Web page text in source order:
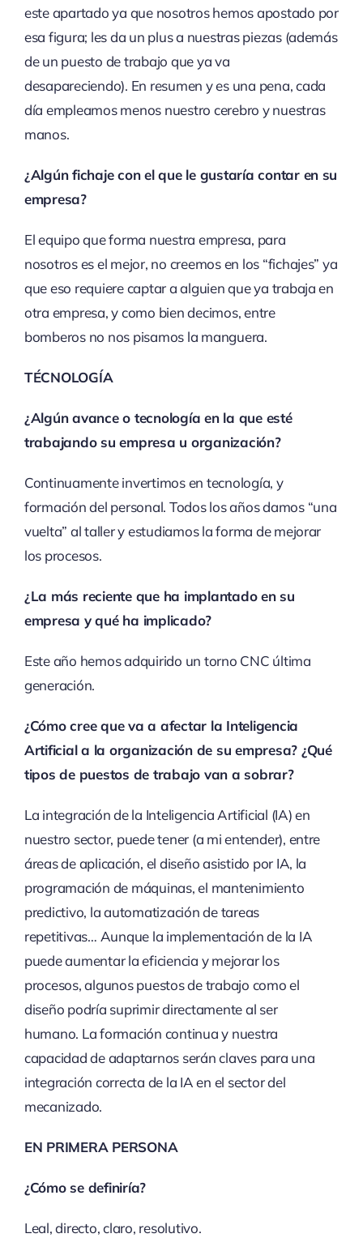
este apartado ya que nosotros hemos apostado por
esa figura; les da un plus a nuestras piezas (además
de un puesto de trabajo que ya va
desapareciendo). En resumen y es una pena, cada
día empleamos menos nuestro cerebro y nuestras
manos.
¿Algún fichaje con el que le gustaría contar en su
empresa?
El equipo que forma nuestra empresa, para
nosotros es el mejor, no creemos en los “fichajes” ya
que eso requiere captar a alguien que ya trabaja en
otra empresa, y como bien decimos, entre
bomberos no nos pisamos la manguera.
TÉCNOLOGÍA
¿Algún avance o tecnología en la que esté
trabajando su empresa u organización?
Continuamente invertimos en tecnología, y
formación del personal. Todos los años damos “una
vuelta” al taller y estudiamos la forma de mejorar
los procesos.
¿La más reciente que ha implantado en su
empresa y qué ha implicado?
Este año hemos adquirido un torno CNC última
generación.
¿Cómo cree que va a afectar la Inteligencia
Artificial a la organización de su empresa? ¿Qué
tipos de puestos de trabajo van a sobrar?
La integración de la Inteligencia Artificial (IA) en
nuestro sector, puede tener (a mi entender), entre
áreas de aplicación, el diseño asistido por IA, la
programación de máquinas, el mantenimiento
predictivo, la automatización de tareas
repetitivas… Aunque la implementación de la IA
puede aumentar la eficiencia y mejorar los
procesos, algunos puestos de trabajo como el
diseño podría suprimir directamente al ser
humano. La formación continua y nuestra
capacidad de adaptarnos serán claves para una
integración correcta de la IA en el sector del
mecanizado.
EN PRIMERA PERSONA
¿Cómo se definiría?
Leal, directo, claro, resolutivo.